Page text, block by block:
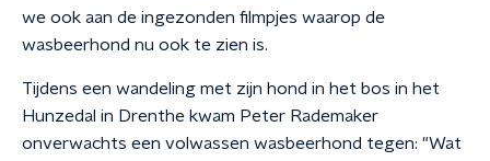
we ook aan de ingezonden filmpjes waarop de
wasbeerhond nu ook te zien is.
Tijdens een wandeling met zijn hond in het bos in het
Hunzedal in Drenthe kwam Peter Rademaker
onverwachts een volwassen wasbeerhond tegen: "Wat